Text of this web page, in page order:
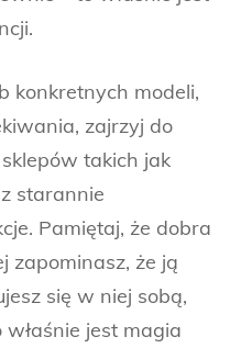
konkretnych modeli,
zajrzyj do
takich jak
starannie
Pamiętaj, że dobra
zapominasz, że ją
się w niej sobą,
jest magia